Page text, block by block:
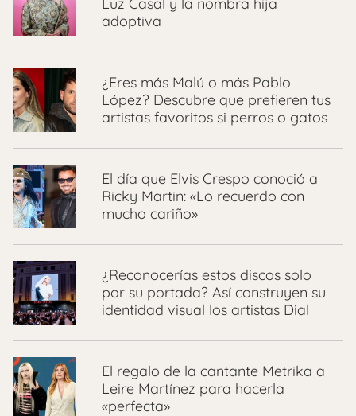
adoptiva
¿Eres más Malú o más Pablo
López? Descubre que prefieren tus
artistas favoritos si perros o gatos
El día que Elvis Crespo conoció a
Ricky Martin: «Lo recuerdo con
mucho cariño»
¿Reconocerías estos discos solo
por su portada? Así construyen su
identidad visual los artistas Dial
El regalo de la cantante Metrika a
Leire Martínez para hacerla
«perfecta»